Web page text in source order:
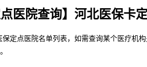
点医院查询】河北医保卡
保定点医院名单列表，如需查询某个医疗机